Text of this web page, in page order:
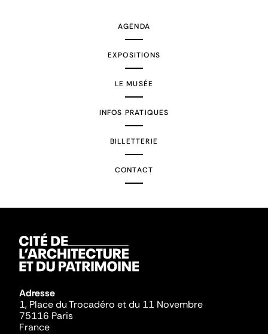
AGENDA
EXPOSITIONS
LE MUSÉE
INFOS PRATIQUES
BILLETTERIE
CONTACT
Adresse
1, Place du Trocadéro et du 11 Novembre
75116 Paris
France